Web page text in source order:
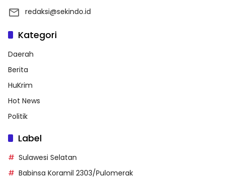
redaksi@sekindo.id
Kategori
Daerah
Berita
HuKrim
Hot News
Politik
Label
Sulawesi Selatan
Babinsa Koramil 2303/Pulomerak